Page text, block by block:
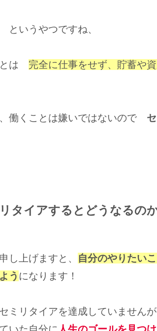
というやつですね、
とは 完全に仕事をせず、貯蓄や
働くことは嫌いではないので
タイアするとどうなるの
し上げますと、 自分のやりたい
う になります！
ミリタイアを達成していません